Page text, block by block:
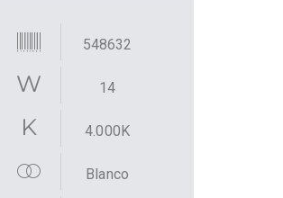
548632
14
4.000K
Blanco